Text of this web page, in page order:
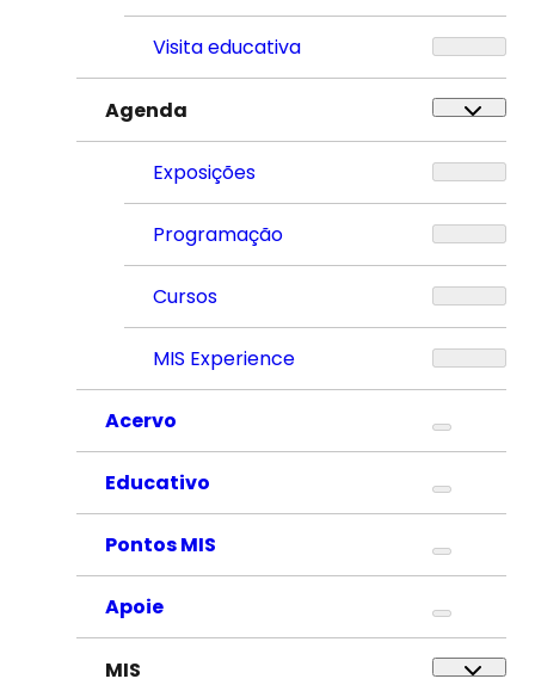
Visita educativa
Agenda
Exposições
Programação
Cursos
MIS Experience
Acervo
Educativo
Pontos MIS
Apoie
MIS